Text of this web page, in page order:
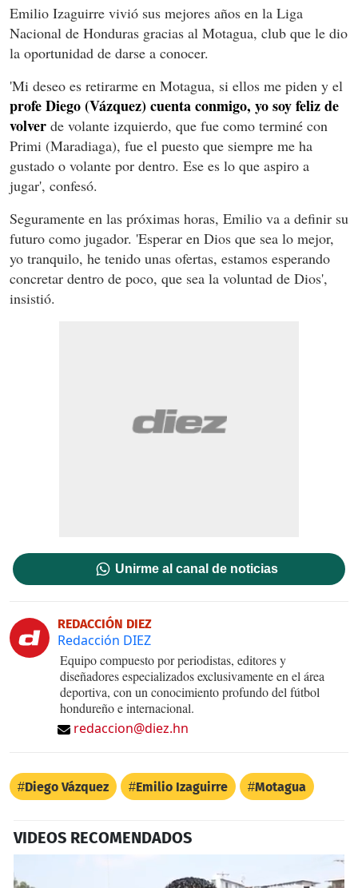
Emilio Izaguirre vivió sus mejores años en la Liga
Nacional de Honduras gracias al Motagua, club que le dio
la oportunidad de darse a conocer.
'Mi deseo es retirarme en Motagua, si ellos me piden y el
profe Diego (Vázquez) cuenta conmigo, yo soy feliz de
volver de volante izquierdo, que fue como terminé con
Primi (Maradiaga), fue el puesto que siempre me ha
gustado o volante por dentro. Ese es lo que aspiro a
jugar', confesó.
Seguramente en las próximas horas, Emilio va a definir su
futuro como jugador. 'Esperar en Dios que sea lo mejor,
yo tranquilo, he tenido unas ofertas, estamos esperando
concretar dentro de poco, que sea la voluntad de Dios',
insistió.
Unirme al canal de noticias
REDACCIÓN DIEZ
Redacción DIEZ
Equipo compuesto por periodistas, editores y
diseñadores especializados exclusivamente en el área
deportiva, con un conocimiento profundo del fútbol
hondureño e internacional.
redaccion@diez.hn
Diego Vázquez Emilio Izaguirre Motagua
VIDEOS RECOMENDADOS